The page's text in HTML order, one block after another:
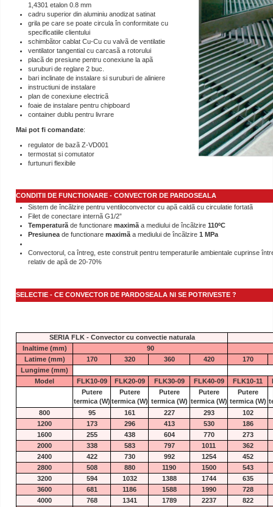
1,4301 etalon 0.8 mm
cadru superior din aluminiu anodizat satinat
grila pe care se poate circula în conformitate cu
specificatiile clientului
schimbãtor cablat Cu-Cu cu valvã de ventilatie
ventilator tangential cu carcasã a rotorului
placã de presiune pentru conexiune la apã
suruburi de reglare 2 buc.
bari inclinate de instalare si suruburi de aliniere
instructiuni de instalare
plan de conexiune electricã
foaie de instalare pentru chipboard
container dublu pentru livrare
Mai pot fi comandate:
regulator de bazã Z-VD001
termostat si comutator
furtunuri flexibile
CONDITII DE FUNCTIONARE - CONVECTOR DE PARDOSEALA
Sistem de încãlzire pentru ventiloconvector cu apã caldã cu circulatie fortatã
Filet de conectare internã G1/2”
Temperaturã de functionare maximã a mediului de încãlzire 110ºC
Presiunea de functionare maximã a mediului de încãlzire 1 MPa
Convectorul, ca întreg, este construit pentru temperaturile ambientale cuprinse
relativ de apã de 20-70%
SELECTIE - CE CONVECTOR DE PARDOSEALA NI SE POTRIVESTE ?
SERIA FLK - Convector cu convectie naturala
Inaltime (mm)
90
Latime (mm)
170 320 360 420
170
Lungime (mm)
Model
FLK10-09 FLK20-09 FLK30-09 FLK40-09 FLK10-11
Putere
termica (W)
Putere
termica (W)
Putere
termica (W)
Putere
termica (W)
Putere
termica (W)
800
95 161 227 293
102
1200
173 296 413 530
186
1600
255 438 604 770
273
2000
338 583 797 1011
362
2400
422 730 992 1254
452
2800
508 880 1190 1500
543
3200
594 1032 1388 1744
635
3600
681 1186 1588 1990
728
4000
768 1341 1789 2237
822